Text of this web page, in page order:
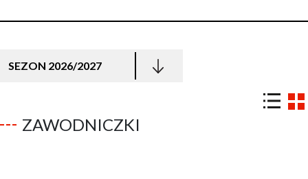
SEZON 2026/2027
ZAWODNICZKI